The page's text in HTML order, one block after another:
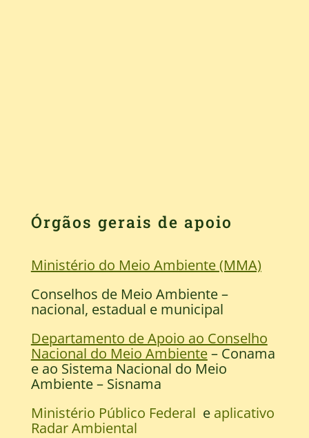
Órgãos gerais de apoio
Ministério do Meio Ambiente (MMA)
Conselhos de Meio Ambiente –
nacional, estadual e municipal
Departamento de Apoio ao Conselho
Nacional do Meio Ambiente– Conama
e ao Sistema Nacional do Meio
Ambiente – Sisnama
Ministério Público Federal e aplicativo
Radar Ambiental